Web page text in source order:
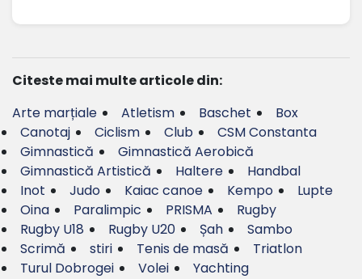
Citeste mai multe articole din:
Arte marțiale
Atletism Baschet
Box
Canotaj
Ciclism Club
CSM Constanta
Gimnastică
Gimnastică Aerobică
Gimnastică Artistică
Haltere
Handbal
Inot
Judo Kaiac canoe Kempo
Lupte
Oina
Paralimpic PRISMA
Rugby
Rugby U18
Rugby U20 Șah
Sambo
Scrimă
stiri Tenis de masă
Triatlon
Turul Dobrogei
Volei Yachting